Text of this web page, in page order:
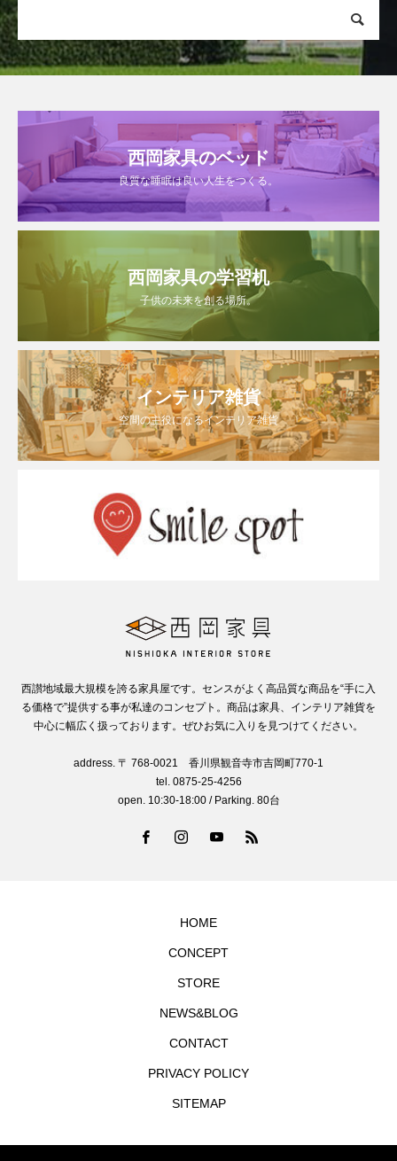
西岡家具のベッド
良質な睡眠は良い人生をつくる。
西岡家具の学習机
子供の未来を創る場所。
インテリア雑貨
空間の主役になるインテリア雑貨
西讃地域最大規模を誇る家具屋です。センスがよく高品質な商品を“手に入
る価格で”提供する事が私達のコンセプト。商品は家具、インテリア雑貨を
中心に幅広く扱っております。ぜひお気に入りを見つけてください。
address. 〒 768-0021 香川県観音寺市吉岡町770-1
tel. 0875-25-4256
open. 10:30-18:00 / Parking. 80台
HOME
CONCEPT
STORE
NEWS&BLOG
CONTACT
PRIVACY POLICY
SITEMAP